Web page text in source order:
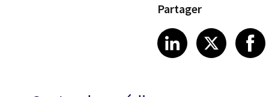
Partager
Share article
LinkedIn
Share
X